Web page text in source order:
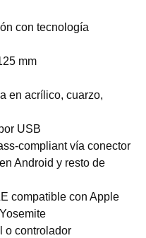
con tecnología
mm
en acrílico, cuarzo,
USB
compliant vía conector
Android y resto de
compatible con Apple
o controlador